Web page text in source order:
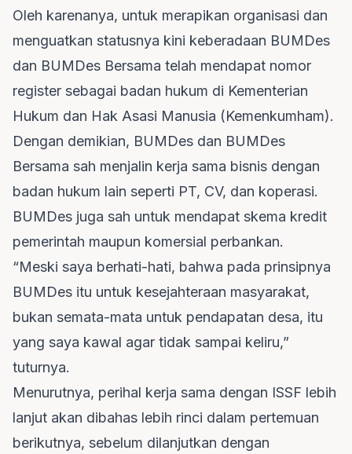
Oleh karenanya, untuk merapikan organisasi dan
menguatkan statusnya kini keberadaan BUMDes
dan BUMDes Bersama telah mendapat nomor
register sebagai badan hukum di Kementerian
Hukum dan Hak Asasi Manusia (Kemenkumham).
Dengan demikian, BUMDes dan BUMDes
Bersama sah menjalin kerja sama bisnis dengan
badan hukum lain seperti PT, CV, dan koperasi.
BUMDes juga sah untuk mendapat skema kredit
pemerintah maupun komersial perbankan.
“Meski saya berhati-hati, bahwa pada prinsipnya
BUMDes itu untuk kesejahteraan masyarakat,
bukan semata-mata untuk pendapatan desa, itu
yang saya kawal agar tidak sampai keliru,”
tuturnya.
Menurutnya, perihal kerja sama dengan ISSF lebih
lanjut akan dibahas lebih rinci dalam pertemuan
berikutnya, sebelum dilanjutkan dengan